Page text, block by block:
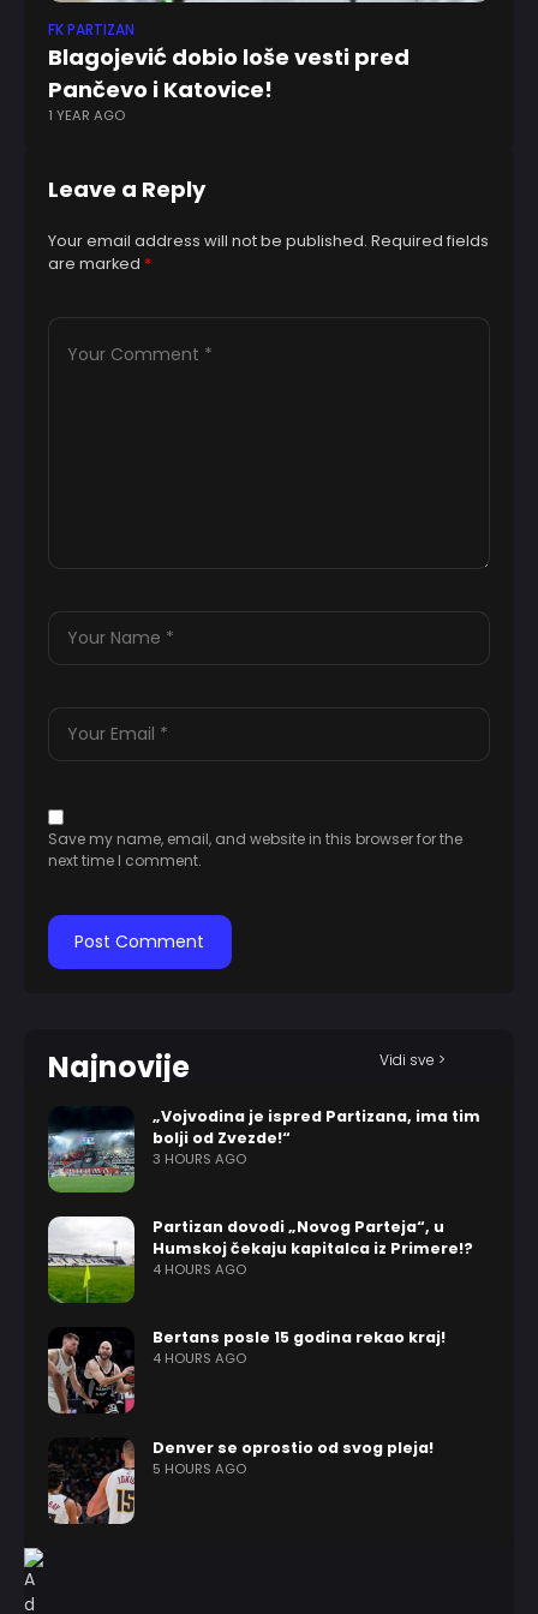
FK PARTIZAN
Blagojević dobio loše vesti pred
Pančevo i Katovice!
1 YEAR AGO
Leave a Reply
Your email address will not be published. Required fields
are marked *
Save my name, email, and website in this browser for the
next time I comment.
Najnovije Vidi sve >
„Vojvodina je ispred Partizana, ima tim
bolji od Zvezde!“
3 HOURS AGO
Partizan dovodi „Novog Parteja“, u
Humskoj čekaju kapitalca iz Primere!?
4 HOURS AGO
Bertans posle 15 godina rekao kraj!
4 HOURS AGO
Denver se oprostio od svog pleja!
5 HOURS AGO